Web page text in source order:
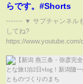
らです。#Shorts
------- ▼ サブチャンネル
してね?
https://www.youtube.com/